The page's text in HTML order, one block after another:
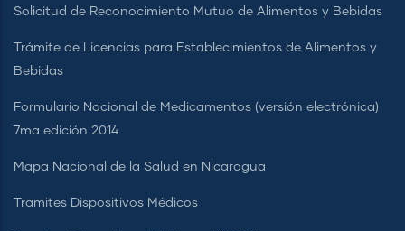
Solicitud de Reconocimiento Mutuo de Alimentos y Bebidas
Trámite de Licencias para Establecimientos de Alimentos y
Bebidas
Formulario Nacional de Medicamentos (versión electrónica)
7ma edición 2014
Mapa Nacional de la Salud en Nicaragua
Tramites Dispositivos Médicos